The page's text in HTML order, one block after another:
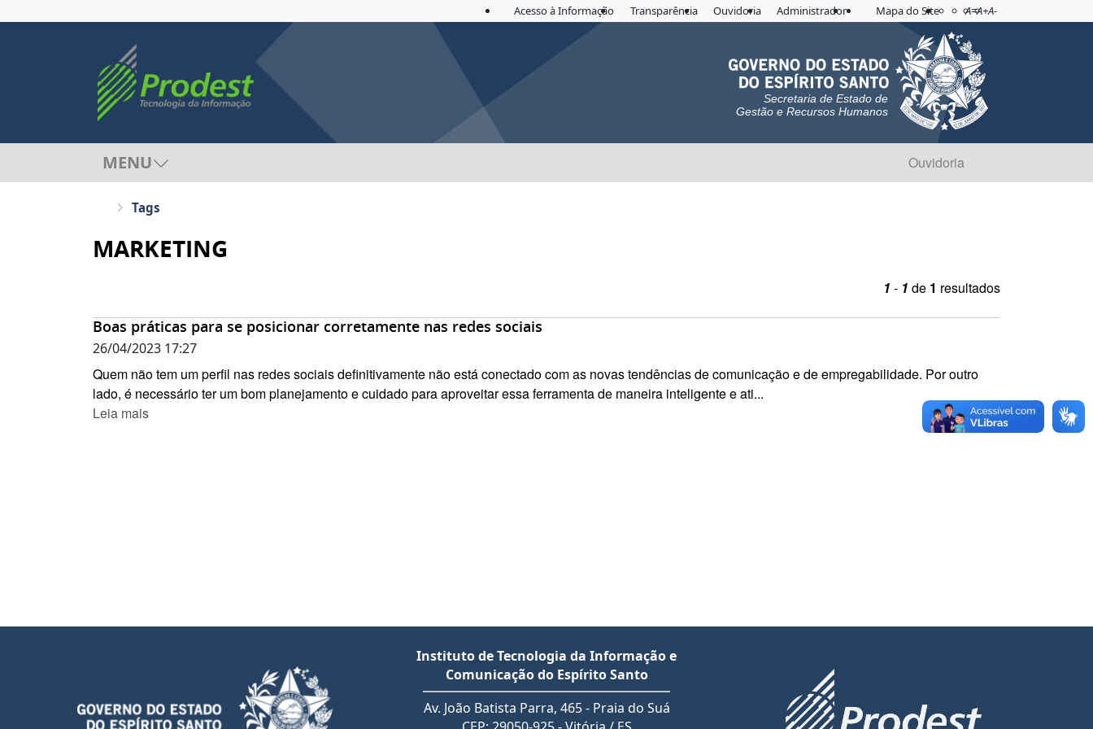
Acesso à Informação Transparência Ouvidoria Administrador Mapa do Site Acessibilidade
Aplicar contraste
A=A+A-
Secretaria de Estado de
Gestão e Recursos Humanos
MENU Ouvidoria
Tags
MARKETING
1 - 1 de 1 resultados
Boas práticas para se posicionar corretamente nas redes sociais
26/04/2023 17:27
Quem não tem um perfil nas redes sociais definitivamente não está conectado com as novas tendências de comunicação e de empregabilidade. Por outro
lado, é necessário ter um bom planejamento e cuidado para aproveitar essa ferramenta de maneira inteligente e ati...
Leia mais
Instituto de Tecnologia da Informação e
Comunicação do Espírito Santo
Av. João Batista Parra, 465 - Praia do Suá